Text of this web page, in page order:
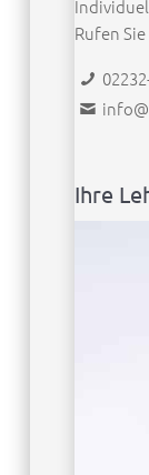
Rufen
Ihre